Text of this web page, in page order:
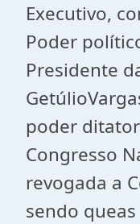
Executivo,
Poder
Presidente
poder
Congresso
revogada a
sendo